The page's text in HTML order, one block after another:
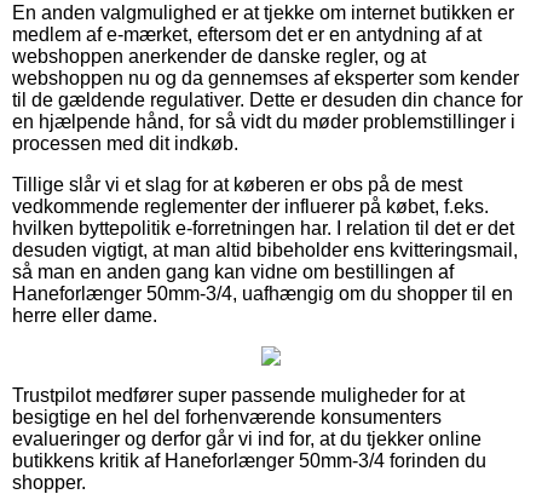
En anden valgmulighed er at tjekke om internet butikken er
medlem af e-mærket, eftersom det er en antydning af at
webshoppen anerkender de danske regler, og at
webshoppen nu og da gennemses af eksperter som kender
til de gældende regulativer. Dette er desuden din chance for
en hjælpende hånd, for så vidt du møder problemstillinger i
processen med dit indkøb.
Tillige slår vi et slag for at køberen er obs på de mest
vedkommende reglementer der influerer på købet, f.eks.
hvilken byttepolitik e-forretningen har. I relation til det er det
desuden vigtigt, at man altid bibeholder ens kvitteringsmail,
så man en anden gang kan vidne om bestillingen af
Haneforlænger 50mm-3/4, uafhængig om du shopper til en
herre eller dame.
Trustpilot medfører super passende muligheder for at
besigtige en hel del forhenværende konsumenters
evalueringer og derfor går vi ind for, at du tjekker online
butikkens kritik af Haneforlænger 50mm-3/4 forinden du
shopper.